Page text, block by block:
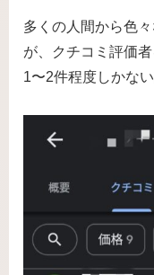
多くの人間から色
が、クチコミ評価
1〜2件程度しかな